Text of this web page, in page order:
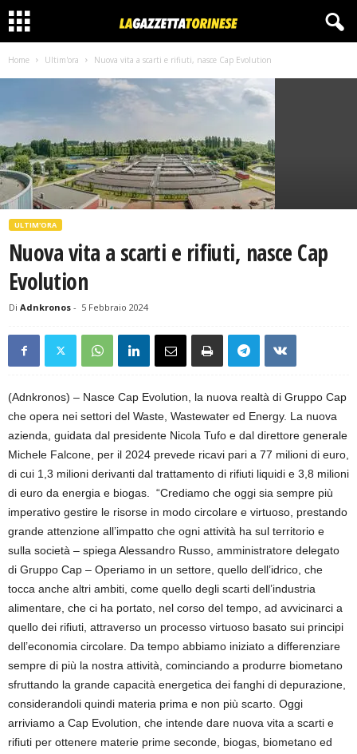
Home Ultim'ora Nuova vita a scarti e rifiuti, nasce Cap Evolution
ULTIM'ORA
Nuova vita a scarti e rifiuti, nasce Cap
Evolution
Di Adnkronos - 5 Febbraio 2024
(Adnkronos) – Nasce Cap Evolution, la nuova realtà di Gruppo Cap
che opera nei settori del Waste, Wastewater ed Energy. La nuova
azienda, guidata dal presidente Nicola Tufo e dal direttore generale
Michele Falcone, per il 2024 prevede ricavi pari a 77 milioni di euro,
di cui 1,3 milioni derivanti dal trattamento di rifiuti liquidi e 3,8 milioni
di euro da energia e biogas. “Crediamo che oggi sia sempre più
imperativo gestire le risorse in modo circolare e virtuoso, prestando
grande attenzione all’impatto che ogni attività ha sul territorio e
sulla società – spiega Alessandro Russo, amministratore delegato
di Gruppo Cap – Operiamo in un settore, quello dell’idrico, che
tocca anche altri ambiti, come quello degli scarti dell’industria
alimentare, che ci ha portato, nel corso del tempo, ad avvicinarci a
quello dei rifiuti, attraverso un processo virtuoso basato sui principi
dell’economia circolare. Da tempo abbiamo iniziato a differenziare
sempre di più la nostra attività, cominciando a produrre biometano
sfruttando la grande capacità energetica dei fanghi di depurazione,
considerandoli quindi materia prima e non più scarto. Oggi
arriviamo a Cap Evolution, che intende dare nuova vita a scarti e
rifiuti per ottenere materie prime seconde, biogas, biometano ed